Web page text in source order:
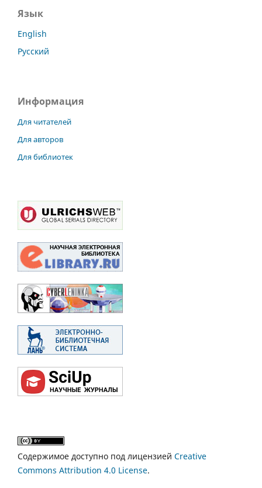
Язык
English
Русский
Информация
Для читателей
Для авторов
Для библиотек
Содержимое доступно под лицензией Creative
Commons Attribution 4.0 License.